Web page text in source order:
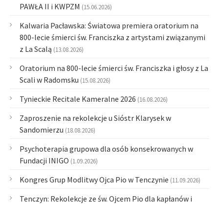
PAWŁA II i KWPZM (15.06.2026)
Kalwaria Pacławska: Światowa premiera oratorium na
800-lecie śmierci św. Franciszka z artystami związanymi
z La Scalą (13.08.2026)
Oratorium na 800-lecie śmierci św. Franciszka i głosy z La
Scali w Radomsku (15.08.2026)
Tynieckie Recitale Kameralne 2026 (16.08.2026)
Zaproszenie na rekolekcje u Sióstr Klarysek w
Sandomierzu (18.08.2026)
Psychoterapia grupowa dla osób konsekrowanych w
Fundacji INIGO (1.09.2026)
Kongres Grup Modlitwy Ojca Pio w Tenczynie (11.09.2026)
Tenczyn: Rekolekcje ze św. Ojcem Pio dla kapłanów i